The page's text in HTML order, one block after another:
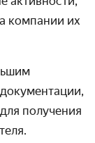
компании их
документации,
получения